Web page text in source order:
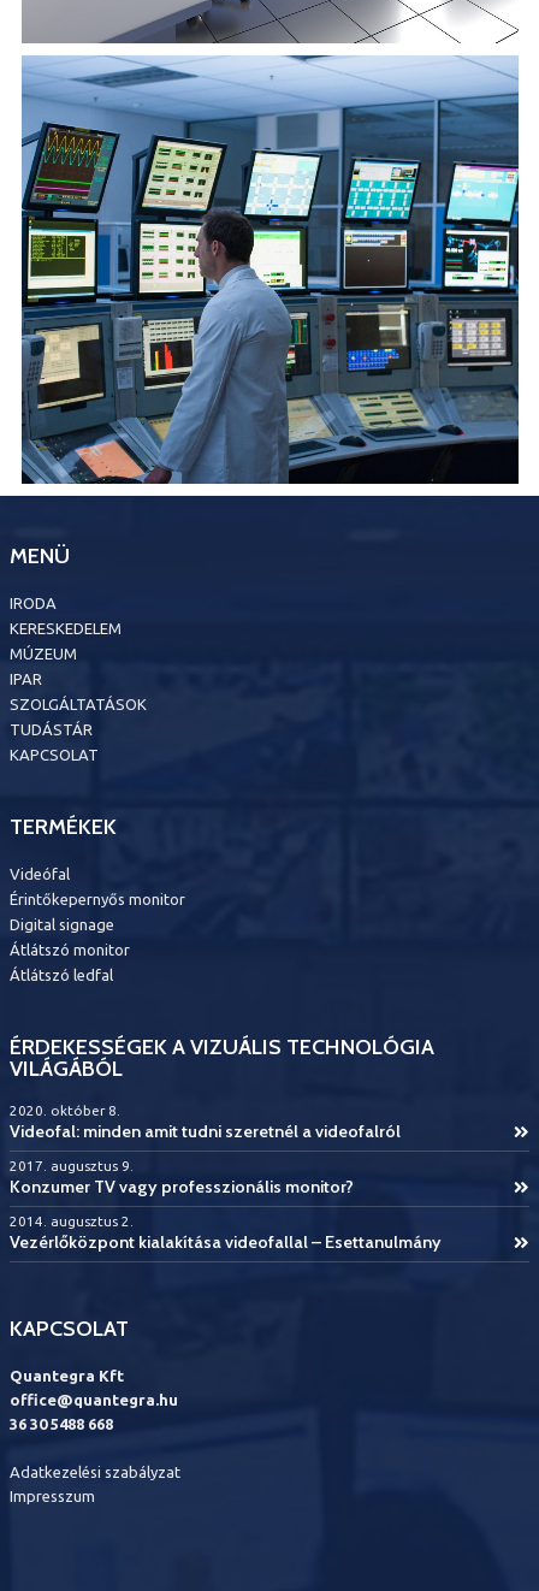
MENÜ
IRODA
KERESKEDELEM
MÚZEUM
IPAR
SZOLGÁLTATÁSOK
TUDÁSTÁR
KAPCSOLAT
TERMÉKEK
Videófal
Érintőkepernyős monitor
Digital signage
Átlátszó monitor
Átlátszó ledfal
ÉRDEKESSÉGEK A VIZUÁLIS TECHNOLÓGIA
VILÁGÁBÓL
2020. október 8.
Videofal: minden amit tudni szeretnél a videofalról
2017. augusztus 9.
Konzumer TV vagy professzionális monitor?
2014. augusztus 2.
Vezérlőközpont kialakítása videofallal – Esettanulmány
KAPCSOLAT
Quantegra Kft
office@quantegra.hu
36 30 5488 668
Adatkezelési szabályzat
Impresszum